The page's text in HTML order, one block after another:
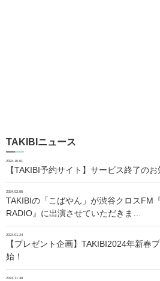
TAKIBIニュース
2024.10.01
【TAKIBI予約サイト】サービス終了の
2024.02.06
TAKIBIの「こばやん」が渋谷クロスFM
RADIO』に出演させていただきま…
2024.01.24
【プレゼント企画】TAKIBI2024年新春
始！
2023.11.30